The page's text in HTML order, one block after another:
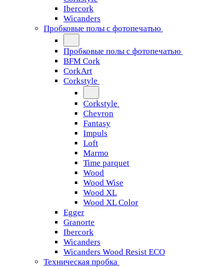
Ibercork
Wicanders
Пробковые полы с фотопечатью
Пробковые полы с фотопечатью
BFM Cork
CorkArt
Corkstyle
Corkstyle
Chevron
Fantasy
Impuls
Loft
Marmo
Time parquet
Wood
Wood Wise
Wood XL
Wood XL Color
Egger
Granorte
Ibercork
Wicanders
Wicanders Wood Resist ECO
Техническая пробка